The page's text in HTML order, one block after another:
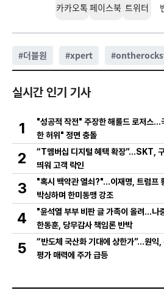
카카오톡 페이스북 트위터
#더블원 #xpert #
실시간 인기 기사
1
"성공적 작전" 주장한 해롤드 로저스…
한 허위" 정면 충돌
2
“T멤버십 디지털 혜택 확장”…SKT, 구
띄워 고객 락인
3
"혹시 백악관 열쇠?"…이재명, 트럼프
박싱하며 한미동맹 강조
4
"윤석열 부부 비판 글 가족이 올려…나
한동훈, 당무감사 책임론 반박
5
“반도체 국산화 기대에 상한가”…원익,
평가 매력에 주가 급등